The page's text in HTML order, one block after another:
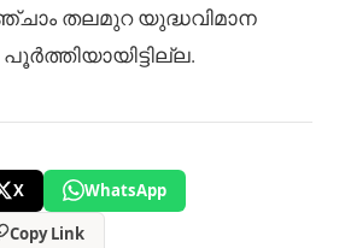
തലമുറ യുദ്ധവിമാന
X
WhatsApp
Copy Link